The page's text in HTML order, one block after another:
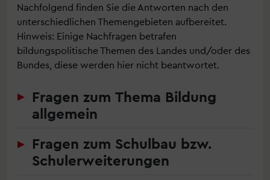
Nachfolgend finden Sie die Antworten nach den
unterschiedlichen Themengebieten aufbereitet.
Hinweis: Einige Nachfragen betrafen
bildungspolitische Themen des Landes und/oder des
Bundes, diese werden hier nicht beantwortet.
Fragen zum Thema Bildung
allgemein
Fragen zum Schulbau bzw.
Schulerweiterungen